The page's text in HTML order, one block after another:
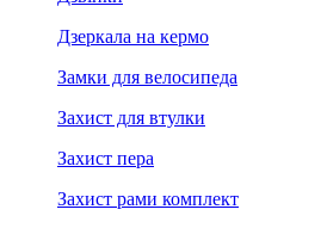
Дзеркала на кермо
Замки для велосипеда
Захист для втулки
Захист пера
Захист рами комплект